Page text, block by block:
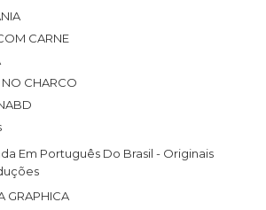
CARNE
CHARCO
Em Português Do Brasil - Originais
GRAPHICA